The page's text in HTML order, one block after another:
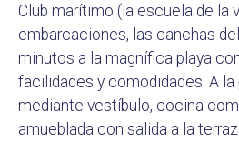
Club marítimo (la escuela de la
embarcaciones, las canchas
minutos a la magnífica playa
facilidades y comodidades. A
mediante vestíbulo, cocina
amueblada con salida a la